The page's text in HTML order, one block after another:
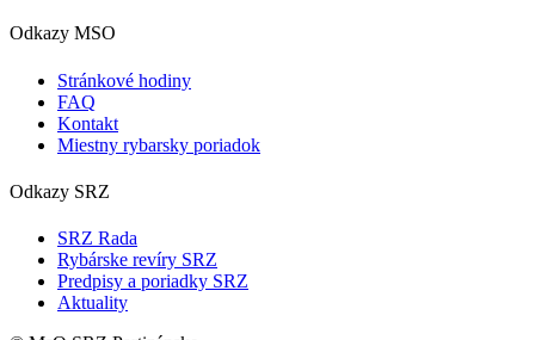
Odkazy MSO
Stránkové hodiny
FAQ
Kontakt
Miestny rybarsky poriadok
Odkazy SRZ
SRZ Rada
Rybárske revíry SRZ
Predpisy a poriadky SRZ
Aktuality